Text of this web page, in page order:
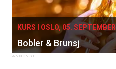
KURS I OSLO, 05. SEPTEMBER
Bobler & Brunsj